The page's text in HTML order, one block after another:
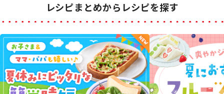
レシピまとめからレシピを探す